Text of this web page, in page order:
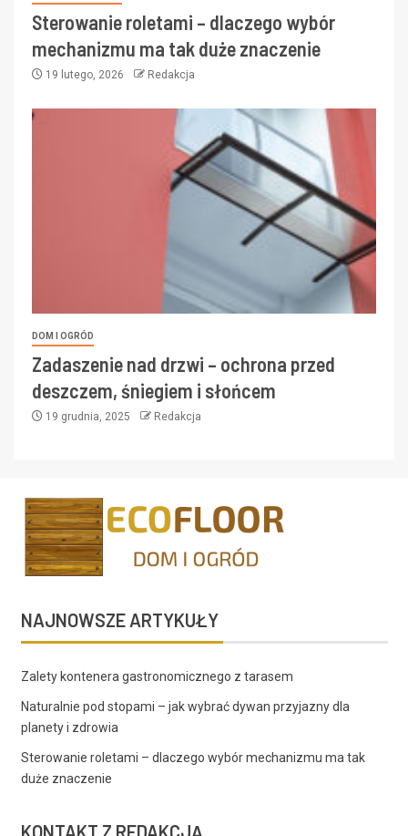
Sterowanie roletami – dlaczego wybór
mechanizmu ma tak duże znaczenie
19 lutego, 2026 Redakcja
DOM I OGRÓD
Zadaszenie nad drzwi – ochrona przed
deszczem, śniegiem i słońcem
19 grudnia, 2025 Redakcja
NAJNOWSZE ARTYKUŁY
Zalety kontenera gastronomicznego z tarasem
Naturalnie pod stopami – jak wybrać dywan przyjazny dla
planety i zdrowia
Sterowanie roletami – dlaczego wybór mechanizmu ma tak
duże znaczenie
KONTAKT Z REDAKCJĄ